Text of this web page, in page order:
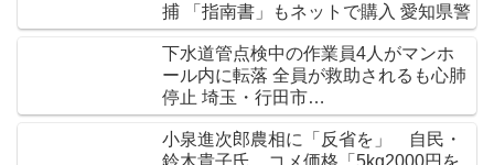
捕 「指南書」もネットで購入 愛知県警
下水道管点検中の作業員4人がマンホ
ール内に転落 全員が救助されるも心肺
停止 埼玉・行田市…
小泉進次郎農相に「反省を」 自民・
鈴木貴子氏、コメ価格「5kg2000円を